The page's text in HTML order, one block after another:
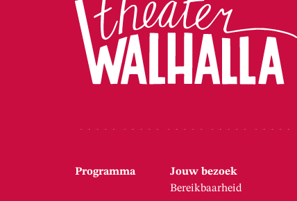
Programma Jouw bezoek
Bereikbaarheid